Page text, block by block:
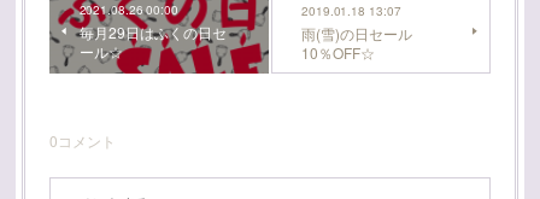
2021.08.26 00:00
毎月29日はふくの日セ
ール☆
2019.01.18 13:07
雨(雪)の日セール
10％OFF☆
0コメント